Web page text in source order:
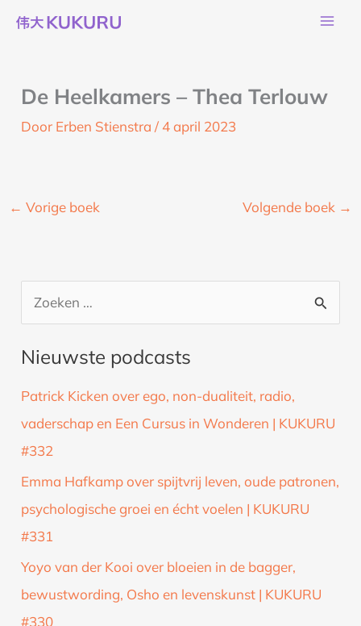
naar
De Heelkamers – Thea Terlouw
Door Erben Stienstra/ 4 april 2023
← Vorige boek Volgende boek →
e
k
a
Nieuwste podcasts
Patrick Kicken over ego, non-dualiteit, radio,
vaderschap en Een Cursus in Wonderen | KUKURU
#332
Emma Hafkamp over spijtvrij leven, oude patronen,
psychologische groei en écht voelen | KUKURU
#331
Yoyo van der Kooi over bloeien in de bagger,
bewustwording, Osho en levenskunst | KUKURU
#330